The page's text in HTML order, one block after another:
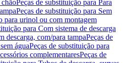
chãoPeças de substituição para Para
Peças de substituição para Sem
para urinol ou com montagem
para Com sistema de descarga
descarga, com/para tampaPeças de
águaPeças de substituição para
complementaresPeças de